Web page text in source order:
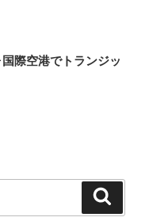
際空港でトランジッ